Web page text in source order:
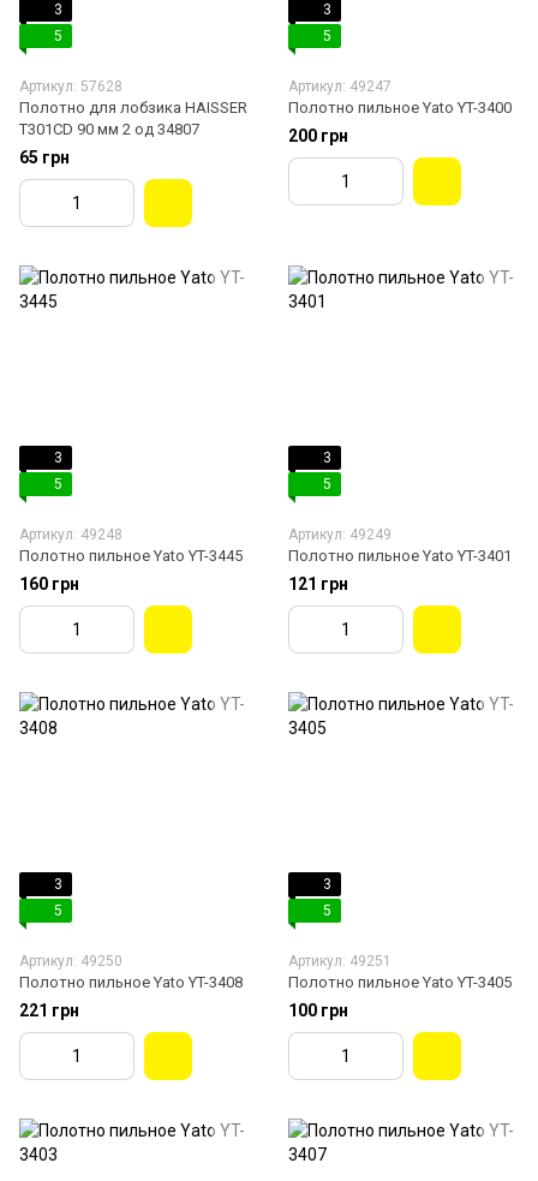
3
5
Артикул: 57628
Полотно для лобзика HAISSER
T301СD 90 мм 2 од 34807
65 грн
3
5
Артикул: 49247
Полотно пильное Yato YT-3400
200 грн
3
5
Артикул: 49248
Полотно пильное Yato YT-3445
160 грн
3
5
Артикул: 49249
Полотно пильное Yato YT-3401
121 грн
3
5
Артикул: 49250
Полотно пильное Yato YT-3408
221 грн
3
5
Артикул: 49251
Полотно пильное Yato YT-3405
100 грн